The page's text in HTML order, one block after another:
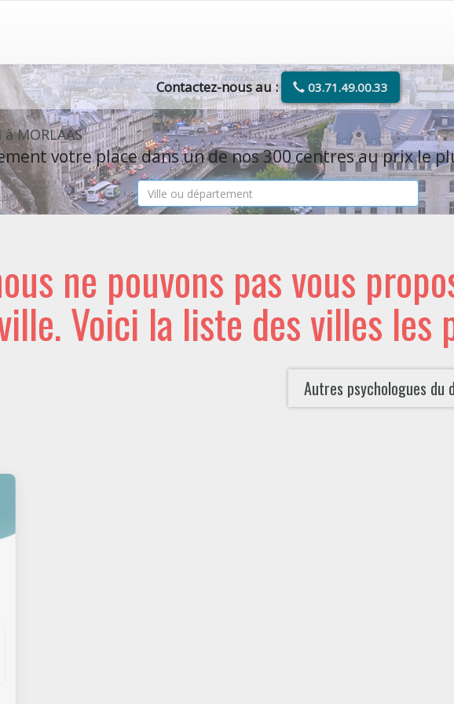
Contactez-nous au : 03.71.49.00.33
MORLAAS
votre place dans un de nos 300 centres au prix le
ne pouvons pas vous
Voici la liste des villes les
Autres psychologues du